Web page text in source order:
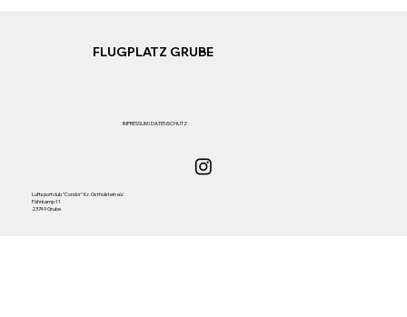
FLUGPLATZ GRUBE
Luftsportclub "Condor" Kr. Ostholstein e.V.
Fährkamp 11
23749 Grube
IMPRESSUMIDATENSCHUTZ